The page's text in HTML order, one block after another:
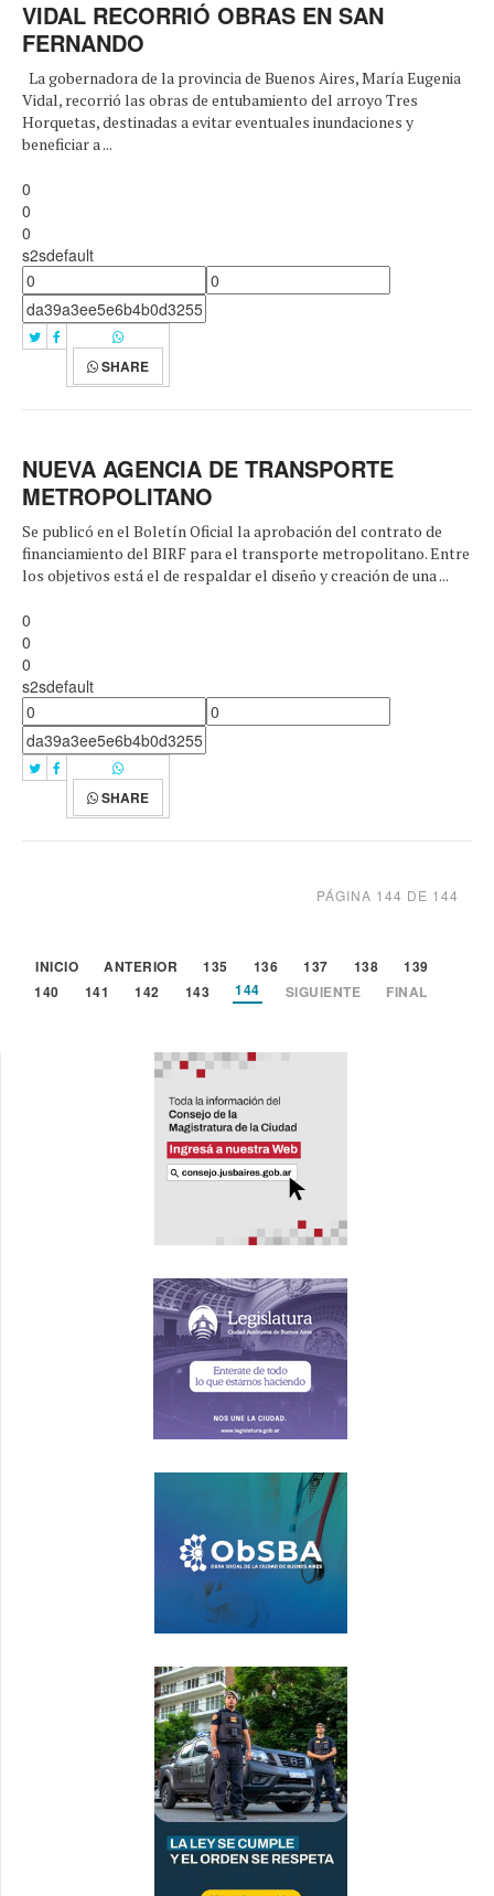
VIDAL RECORRIÓ OBRAS EN SAN
FERNANDO
La gobernadora de la provincia de Buenos Aires, María Eugenia
Vidal, recorrió las obras de entubamiento del arroyo Tres
Horquetas, destinadas a evitar eventuales inundaciones y
beneficiar a ...
0
0
0
s2sdefault
SHARE
NUEVA AGENCIA DE TRANSPORTE
METROPOLITANO
Se publicó en el Boletín Oficial la aprobación del contrato de
financiamiento del BIRF para el transporte metropolitano. Entre
los objetivos está el de respaldar el diseño y creación de una ...
0
0
0
s2sdefault
SHARE
PÁGINA 144 DE 144
INICIO ANTERIOR 135 136 137 138
139
140
141 142 143 144 SIGUIENTE FINAL